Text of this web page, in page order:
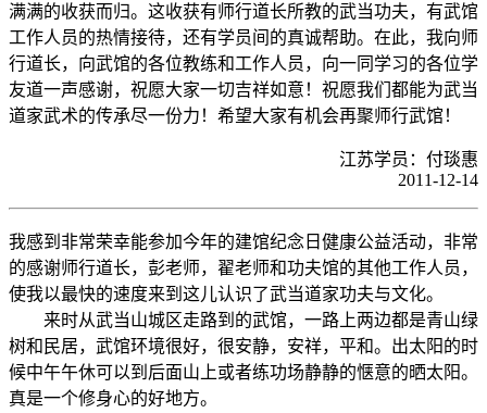
满满的收获而归。这收获有师行道长所教的武当功夫，有武馆
工作人员的热情接待，还有学员间的真诚帮助。在此，我向师
行道长，向武馆的各位教练和工作人员，向一同学习的各位学
友道一声感谢，祝愿大家一切吉祥如意！祝愿我们都能为武当
道家武术的传承尽一份力！希望大家有机会再聚师行武馆！
江苏学员：付琰惠
2011-12-14
我感到非常荣幸能参加今年的建馆纪念日健康公益活动，非常
的感谢师行道长，彭老师，翟老师和功夫馆的其他工作人员，
使我以最快的速度来到这儿认识了武当道家功夫与文化。
来时从武当山城区走路到的武馆，一路上两边都是青山绿
树和民居，武馆环境很好，很安静，安祥，平和。出太阳的时
候中午午休可以到后面山上或者练功场静静的惬意的晒太阳。
真是一个修身心的好地方。